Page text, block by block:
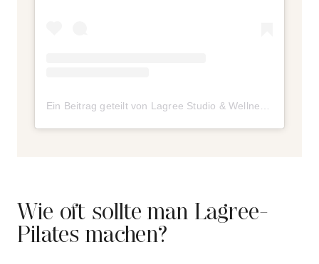
Wie oft sollte man Lagree-
Pilates machen?